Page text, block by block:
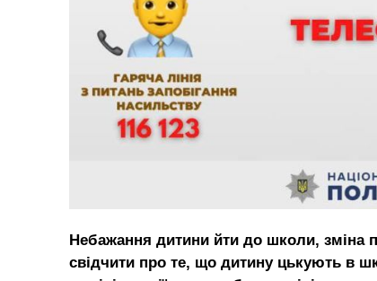
Небажання дитини йти до школи, зміна
свідчити про те, що дитину цькують в